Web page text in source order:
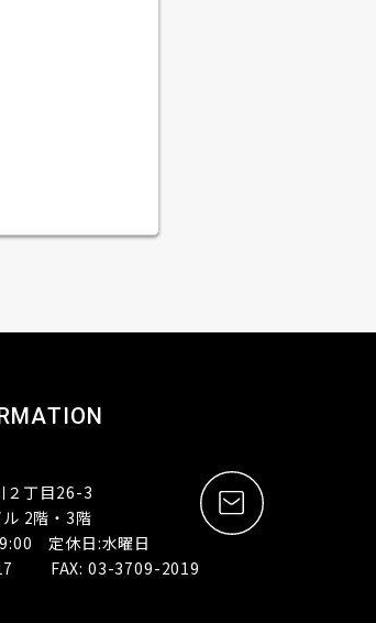
２丁目26-3
2階・3階
定休日:水曜日
FAX: 03-3709-2019